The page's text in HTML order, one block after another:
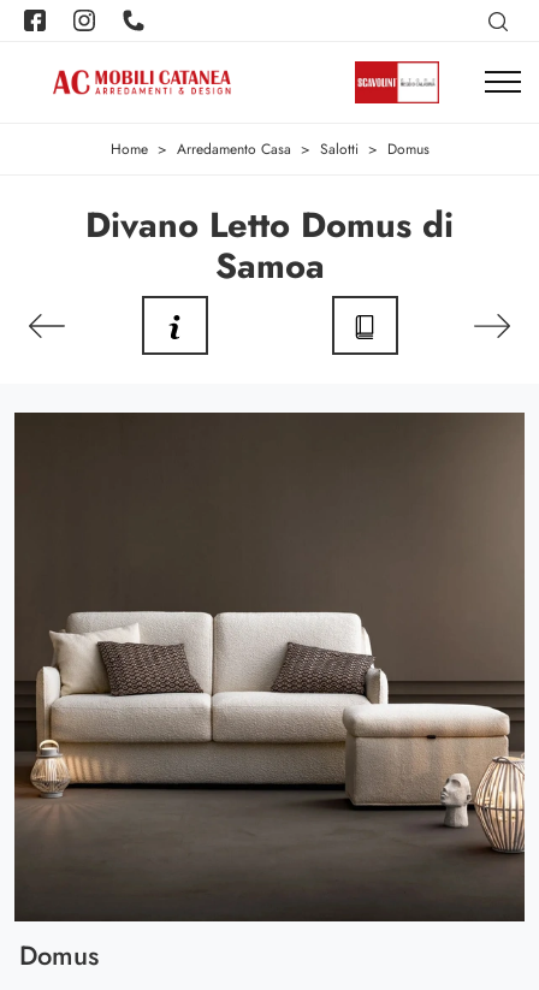
Home > Arredamento Casa > Salotti > Domus
Divano Letto Domus di
Samoa
Domus